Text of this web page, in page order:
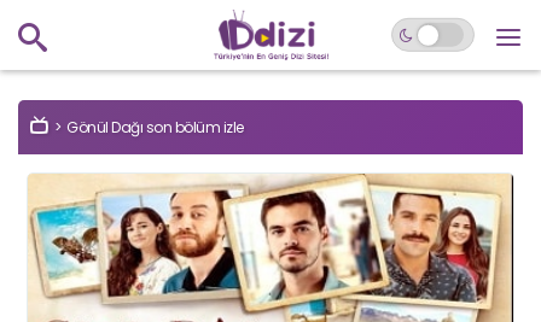
Gönül Dağı son bölüm izle